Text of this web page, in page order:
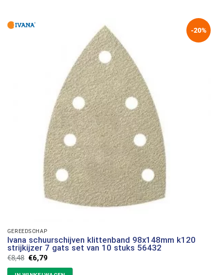
-20%
GEREEDSCHAP
Ivana schuurschijven klittenband 98x148mm k120
strijkijzer 7 gats set van 10 stuks 56432
€8,48 Oorspronkelijke
was:
€6,79Huidige
is: